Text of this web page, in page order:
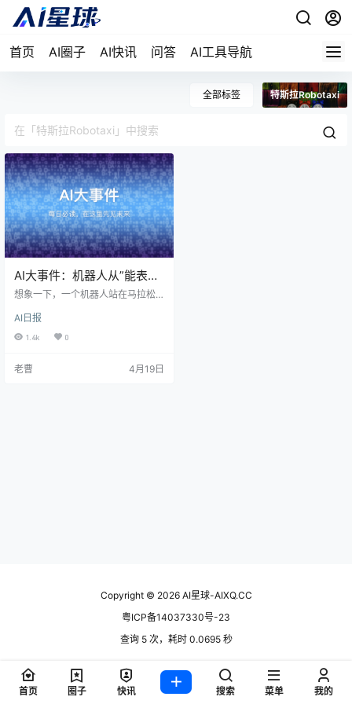
首页 AI圈子 AI快讯 问答 AI工具导航
全部标签 特斯拉Robotaxi
AI大事件：机器人从”能表演”
走向”能干活”；Cursor 500
爆发
想象一下，一个机器人站在马拉松
众。枪声一响，它迈开腿——不是
被人操控，而是自己看着路面、自
跑，宇树H1以4分13秒完成1.9公
AI日报
1.4k 0
老曹 4月19日
Copyright © 2026AI星球-AIXQ.CC
粤ICP备14037330号-23
查询 5 次，耗时 0.0695 秒
首页 圈子 快讯 搜索 菜单 我的